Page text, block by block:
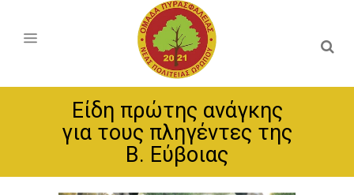
Είδη πρώτης ανάγκης
για τους πληγέντες της
Β. Εύβοιας